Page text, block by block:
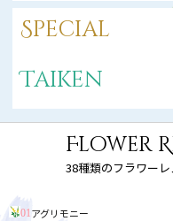
Special
Taiken
Flower
38種類のフラワーレ
01 アグリモニー